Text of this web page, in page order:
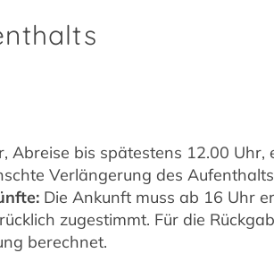
Abreise bis spätestens 12.00
Verlängerung des
Die Ankunft muss ab 16 Uhr
zugestimmt. Für die
berechnet.